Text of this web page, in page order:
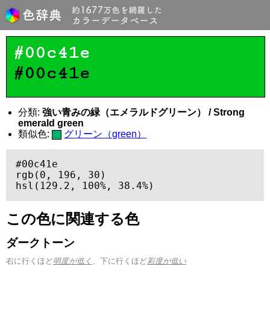
#00c41e
#00c41e
分類: 強い青みの緑（エメラルドグリーン） / Strong
emerald green
類似色:
グリーン（green）
#00c41e
rgb(0, 196, 30)
hsl(129.2, 100%, 38.4%)
この色に関連する色
ダークトーン
右に行くほど明度が低く 、下に行くほど彩度が低い